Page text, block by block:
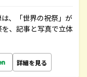
は、「世界の祝祭」が
、記事と写真で立体
詳細を見る